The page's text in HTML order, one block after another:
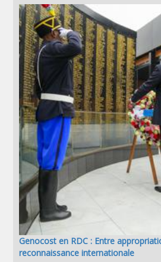
Genocost en RDC : Entre
reconnaissance internationale